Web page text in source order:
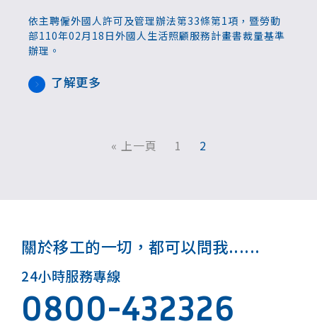
依主聘僱外國人許可及管理辦法第33條第1項，暨勞動
部110年02月18日外國人生活照顧服務計畫書裁量基準
辦理。
了解更多
« 上一頁 1 2
關於移工的一切，都可以問我......
24小時服務專線
0800-432326